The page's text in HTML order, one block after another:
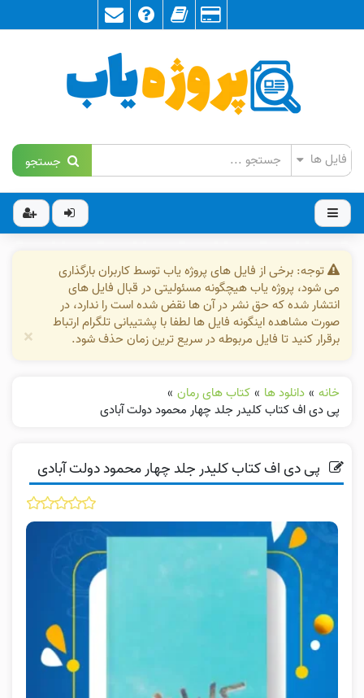
جستجو
توجه: برخی از فایل های پروژه یاب توسط کاربران بارگذاری
می شود، پروژه یاب هیچگونه مسئولیتی در قبال فایل های
انتشار شده که حق نشر در آن ها نقض شده است را ندارد، در
صورت مشاهده اینگونه فایل ها لطفا با پشتیبانی تلگرام ارتباط
برقرار کنید تا فایل مربوطه در سریع ترین زمان حذف شود.
×
خانه » دانلود ها » کتاب های رمان »
پی دی اف کتاب کلیدر جلد چهار محمود دولت آبادی
پی دی اف کتاب کلیدر جلد چهار محمود دولت آبادی